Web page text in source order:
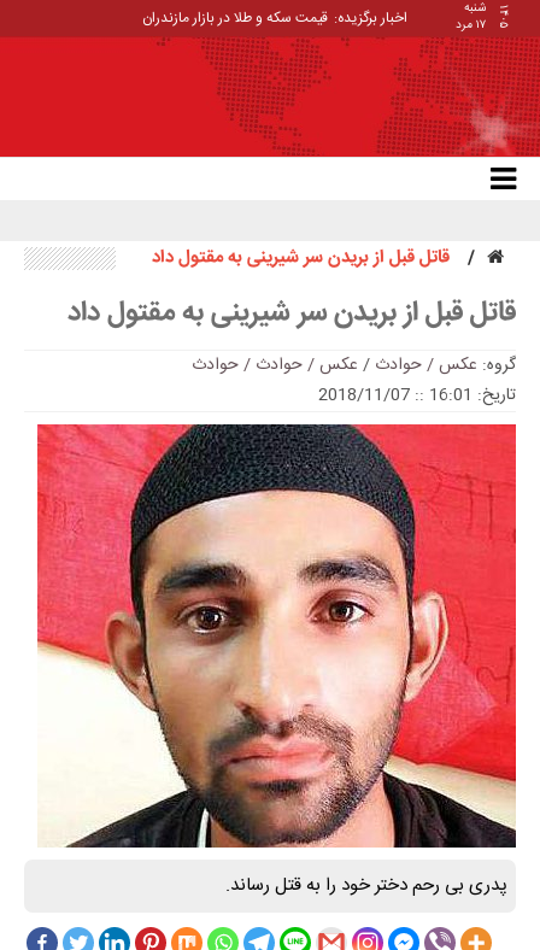
۱۴۰۵
شنبه
۱۷ مرد
اخبار برگزیده: قیمت سکه و طلا در بازار مازندران
قاتل قبل از بریدن سر شیرینی به مقتول داد
قاتل قبل از بریدن سر شیرینی به مقتول داد
گروه: عکس / حوادث / عکس / حوادث / حوادث
تاریخ: 16:01 :: 2018/11/07
پدری بی رحم دختر خود را به قتل رساند.